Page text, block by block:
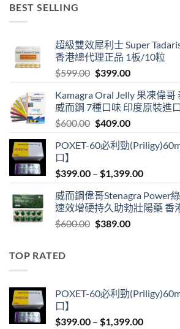
BEST SELLING
超級雙效犀利士 Super
香港總代理正品 1板/10粒
$599.00 Original
was:
$599.00.
$399.00Current
is:
$399.00.
Kamagra Oral Jelly 果凍偉
威而鋼 7種口味 印度原裝進
$600.00 Original
was:
$409.00Current
is:
POXET-60必利勁
口】
$399.00 – $1,399.00Price
$399.00
through
威而鋼偉哥Stenagra Power
速效增硬持久助勃壯陽藥 香
$600.00 Original
$389.00Current
TOP RATED
POXET-60必利勁
口】
$399.00 – $1,399.00Price